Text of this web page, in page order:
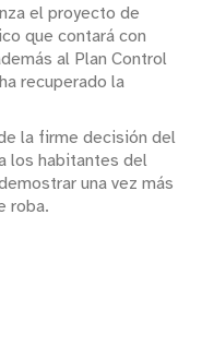
el proyecto de
que contará con
al Plan Control
recuperado la
la firme decisión del
los habitantes del
una vez más
roba.